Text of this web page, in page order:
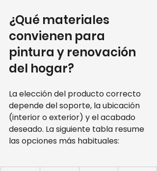
¿Qué materiales
convienen para
pintura y renovación
del hogar?
La elección del producto correcto
depende del soporte, la ubicación
(interior o exterior) y el acabado
deseado. La siguiente tabla resume
las opciones más habituales: